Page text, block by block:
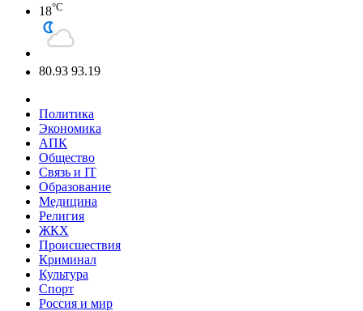
18°C
80.93 93.19
Политика
Экономика
АПК
Общество
Связь и IT
Образование
Медицина
Религия
ЖКХ
Происшествия
Криминал
Культура
Спорт
Россия и мир